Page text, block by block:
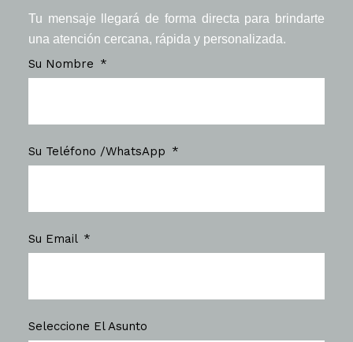
Tu mensaje llegará de forma directa para brindarte
una atención cercana, rápida y personalizada.
Su Nombre
Su Teléfono /WhatsApp
Su Email
Seleccione El Asunto